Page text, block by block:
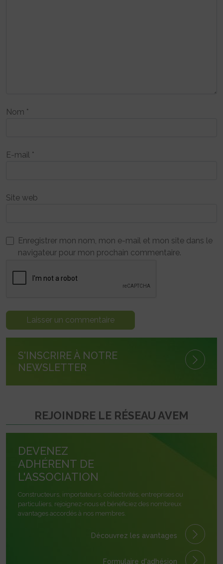
Nom *
E-mail *
Site web
Enregistrer mon nom, mon e-mail et mon site dans le
navigateur pour mon prochain commentaire.
S'INSCRIRE À NOTRE
NEWSLETTER
REJOINDRE LE RÉSEAU AVEM
DEVENEZ
ADHÉRENT DE
L'ASSOCIATION
Constructeurs, importateurs, collectivités, entreprises ou
particuliers, rejoignez-nous et bénéficiez des nombreux
avantages accordés à nos membres.
Découvrez les avantages
Formulaire d'adhésion